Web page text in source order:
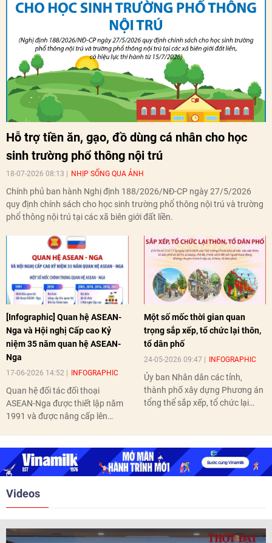
Hỗ trợ tiền ăn, gạo, đồ dùng cá nhân cho học
sinh trường phổ thông nội trú
18-07-2026 08:13 NHỊP SỐNG QUA ẢNH
Chính phủ ban hành Nghị định 188/2026/NĐ-CP ngày 27/5/2026
quy định chính sách cho học sinh trường phổ thông nội trú và trường
phổ thông nội trú tại các xã biên giới đất liền.
[Infographic] Quan hệ ASEAN-
Nga và Hội nghị Cấp cao Kỷ
niệm 35 năm quan hệ ASEAN-
Nga
17-06-2026 14:52 INFOGRAPHIC
Quan hệ đối tác đối thoại
ASEAN-Nga được thiết lập năm
1991 và được nâng cấp lên
nghị Cấp cao vào các năm 2005,
2010, 2016, 2018, 2021.
Một số mốc thời gian quan
trọng sắp xếp, tổ chức lại thôn,
tổ dân phố
24-05-2026 09:47 INFOGRAPHIC
Ủy ban Nhân dân các tỉnh,
thành phố xây dựng Phương án
tổng thể sắp xếp, tổ chức lại
Videos